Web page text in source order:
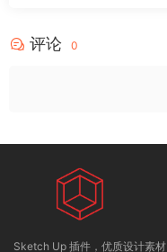
评论 0
Sketch Up 插件，优质设计素材